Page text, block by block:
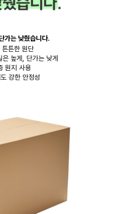
가는 낮췄습니다.
튼한 원단
높게, 단가는 낮게
원지 사용
강한 안정성